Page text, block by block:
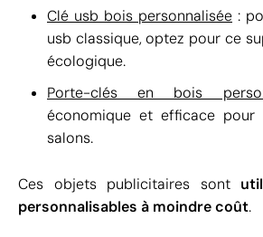
Clé usb bois personnalisée :
usb classique, optez pour ce
écologique.
Porte-clés en bois
économique et efficace
salons.
Ces objets publicitaires sont
personnalisables à moindre coût.